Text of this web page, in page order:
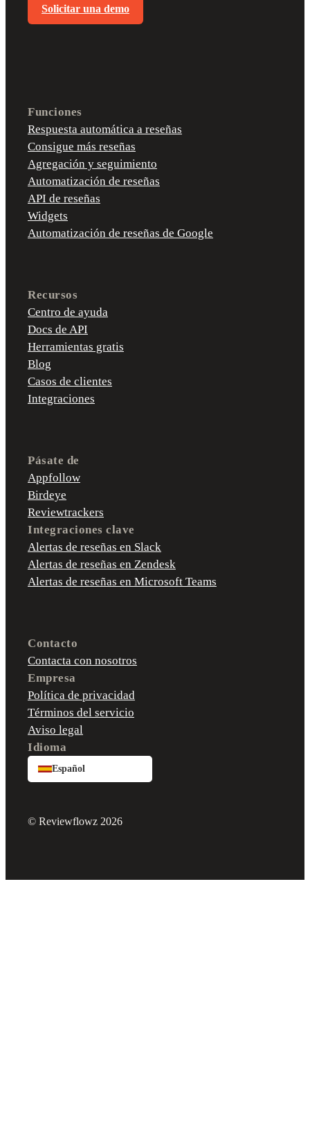
Solicitar una demo
Funciones
Respuesta automática a reseñas
Consigue más reseñas
Agregación y seguimiento
Automatización de reseñas
API de reseñas
Widgets
Automatización de reseñas de Google
Recursos
Centro de ayuda
Docs de API
Herramientas gratis
Blog
Casos de clientes
Integraciones
Pásate de
Appfollow
Birdeye
Reviewtrackers
Integraciones clave
Alertas de reseñas en Slack
Alertas de reseñas en Zendesk
Alertas de reseñas en Microsoft Teams
Contacto
Contacta con nosotros
Empresa
Política de privacidad
Términos del servicio
Aviso legal
Idioma
Español
© Reviewflowz 2026